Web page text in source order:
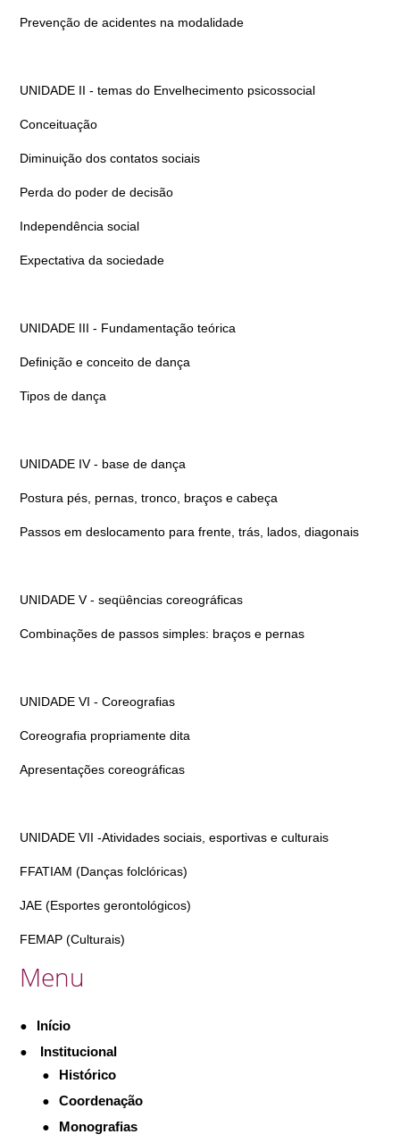
Prevenção de acidentes na modalidade
UNIDADE II - temas do Envelhecimento psicossocial
Conceituação
Diminuição dos contatos sociais
Perda do poder de decisão
Independência social
Expectativa da sociedade
UNIDADE III - Fundamentação teórica
Definição e conceito de dança
Tipos de dança
UNIDADE IV - base de dança
Postura pés, pernas, tronco, braços e cabeça
Passos em deslocamento para frente, trás, lados, diagonais
UNIDADE V - seqüências coreográficas
Combinações de passos simples: braços e pernas
UNIDADE VI - Coreografias
Coreografia propriamente dita
Apresentações coreográficas
UNIDADE VII -Atividades sociais, esportivas e culturais
FFATIAM (Danças folclóricas)
JAE (Esportes gerontológicos)
FEMAP (Culturais)
Menu
Início
Institucional
Histórico
Coordenação
Monografias